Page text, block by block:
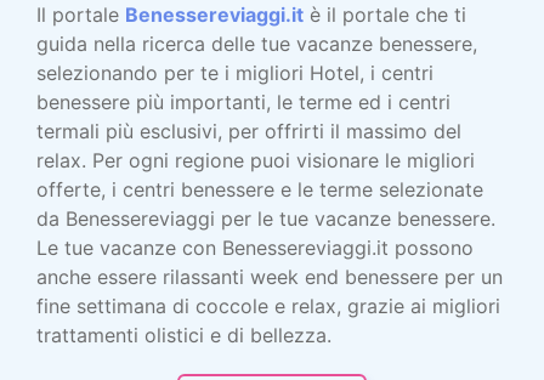
Il portale Benessereviaggi.it è il portale che ti
guida nella ricerca delle tue vacanze benessere,
selezionando per te i migliori Hotel, i centri
benessere più importanti, le terme ed i centri
termali più esclusivi, per offrirti il massimo del
relax. Per ogni regione puoi visionare le migliori
offerte, i centri benessere e le terme selezionate
da Benessereviaggi per le tue vacanze benessere.
Le tue vacanze con Benessereviaggi.it possono
anche essere rilassanti week end benessere per un
fine settimana di coccole e relax, grazie ai migliori
trattamenti olistici e di bellezza.